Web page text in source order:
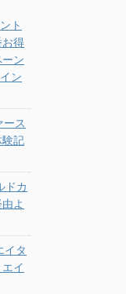
ト
得
ン
ン
ース
験記
ドカ
よ
イタ
イ